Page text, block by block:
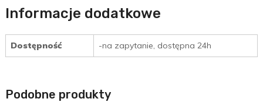
Informacje dodatkowe
Dostępność -na zapytanie, dostępna 24h
Podobne produkty